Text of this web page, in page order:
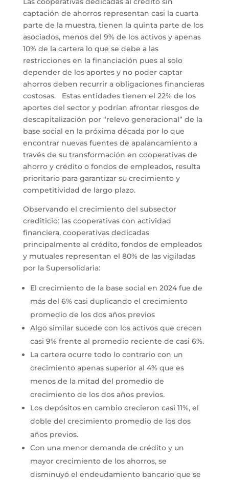
captación de ahorros representan casi la cuarta
parte de la muestra, tienen la quinta parte de los
asociados, menos del 9% de los activos y apenas
10% de la cartera lo que se debe a las
restricciones en la financiación pues al solo
depender de los aportes y no poder captar
ahorros deben recurrir a obligaciones financieras
costosas. Estas entidades tienen el 22% de los
aportes del sector y podrían afrontar riesgos de
descapitalización por “relevo generacional” de la
base social en la próxima década por lo que
encontrar nuevas fuentes de apalancamiento a
través de su transformación en cooperativas de
ahorro y crédito o fondos de empleados, resulta
prioritario para garantizar su crecimiento y
competitividad de largo plazo.
Observando el crecimiento del subsector
crediticio: las cooperativas con actividad
financiera, cooperativas dedicadas
principalmente al crédito, fondos de empleados
y mutuales representan el 80% de las vigiladas
por la Supersolidaria:
El crecimiento de la base social en 2024 fue de
más del 6% casi duplicando el crecimiento
promedio de los dos años previos
Algo similar sucede con los activos que crecen
casi 9% frente al promedio reciente de casi 6%.
La cartera ocurre todo lo contrario con un
crecimiento apenas superior al 4% que es
menos de la mitad del promedio de
crecimiento de los dos años previos.
Los depósitos en cambio crecieron casi 11%, el
doble del crecimiento promedio de los dos
años previos.
Con una menor demanda de crédito y un
mayor crecimiento de los ahorros, se
disminuyó el endeudamiento bancario que se